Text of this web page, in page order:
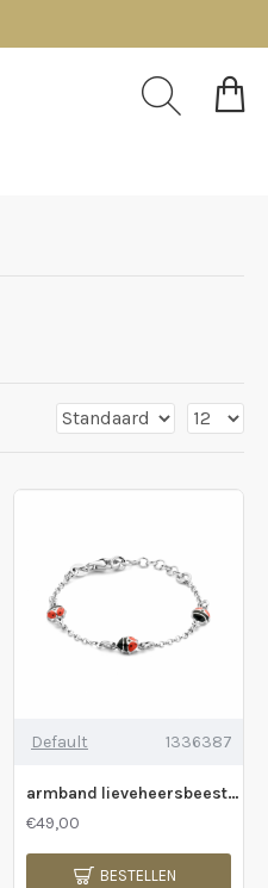
Default 1336387
armband lieveheersbeestje 11 + 2 cm - 2010414
€49,00
BESTELLEN